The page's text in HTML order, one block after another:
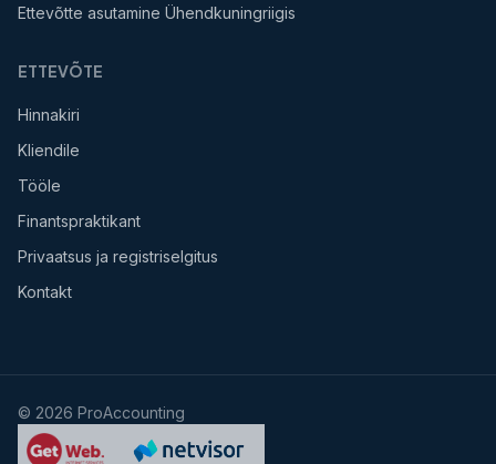
Ettevõtte asutamine Ühendkuningriigis
ETTEVÕTE
Hinnakiri
Kliendile
Tööle
Finantspraktikant
Privaatsus ja registriselgitus
Kontakt
© 2026 ProAccounting